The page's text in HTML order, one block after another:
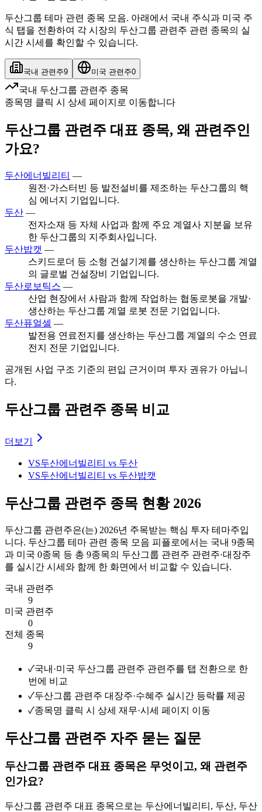
두산그룹 테마 관련 종목 모음. 아래에서 국내 주식과 미국 주
식 탭을 전환하여 각 시장의 두산그룹 관련주 관련 종목의 실
시간 시세를 확인할 수 있습니다.
국내 관련주9 미국 관련주0
국내 두산그룹 관련주 종목
종목명 클릭 시 상세 페이지로 이동합니다
두산그룹 관련주 대표 종목, 왜 관련주인
가요?
두산에너빌리티 —
원전·가스터빈 등 발전설비를 제조하는 두산그룹의 핵
심 에너지 기업입니다.
두산 —
전자소재 등 자체 사업과 함께 주요 계열사 지분을 보유
한 두산그룹의 지주회사입니다.
두산밥캣 —
스키드로더 등 소형 건설기계를 생산하는 두산그룹 계열
의 글로벌 건설장비 기업입니다.
두산로보틱스 —
산업 현장에서 사람과 함께 작업하는 협동로봇을 개발·
생산하는 두산그룹 계열 로봇 전문 기업입니다.
두산퓨얼셀 —
발전용 연료전지를 생산하는 두산그룹 계열의 수소 연료
전지 전문 기업입니다.
공개된 사업 구조 기준의 편입 근거이며 투자 권유가 아닙니
다.
두산그룹 관련주 종목 비교
더보기
VS두산에너빌리티 vs 두산
VS두산에너빌리티 vs 두산밥캣
두산그룹 관련주 종목 현황 2026
두산그룹 관련주은(는) 2026년 주목받는 핵심 투자 테마주입
니다. 두산그룹 테마 관련 종목 모음 피플로에서는 국내 9종목
과 미국 0종목 등 총 9종목의 두산그룹 관련주 관련주·대장주
를 실시간 시세와 함께 한 화면에서 비교할 수 있습니다.
국내 관련주
9
미국 관련주
0
전체 종목
9
✓국내·미국 두산그룹 관련주 관련주를 탭 전환으로 한
번에 비교
✓두산그룹 관련주 대장주·수혜주 실시간 등락률 제공
✓종목명 클릭 시 상세 재무·시세 페이지 이동
두산그룹 관련주 자주 묻는 질문
두산그룹 관련주 대표 종목은 무엇이고, 왜 관련주
인가요?
두산그룹 관련주 대표 종목으로는 두산에너빌리티, 두산, 두산